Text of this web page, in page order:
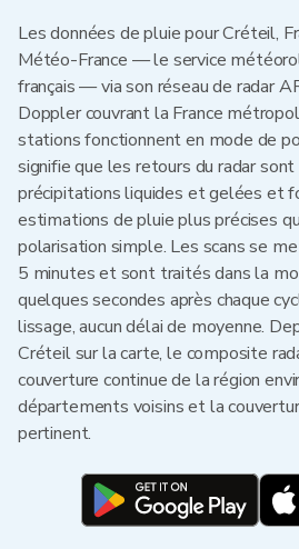
Les données de pluie pour Créteil,
Météo-France — le service
français — via son réseau de radar
Doppler couvrant la France
stations fonctionnent en mode de
signifie que les retours du radar
précipitations liquides et gelées et
estimations de pluie plus précises
polarisation simple. Les scans se
5 minutes et sont traités dans la
quelques secondes après chaque
lissage, aucun délai de moyenne.
Créteil sur la carte, le composite
couverture continue de la région
départements voisins et la
pertinent.